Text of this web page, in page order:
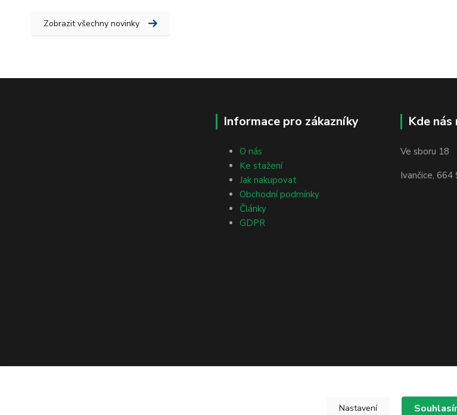
Zobrazit všechny novinky
Informace pro zákazníky
O nás
Ke stažení
Jak nakupovat
Obchodní podmínky
Články
GDPR
Kde
Ve sboru 18
Ivančice, 664
Nastavení